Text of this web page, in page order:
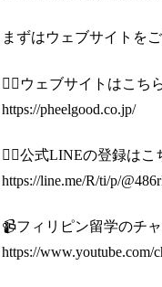
まずはウェブサイトを
💁‍♀️ウェブサイトはこち
https://pheelgood.co.jp/
🙋‍♂️公式LINEの登録はこ
https://line.me/R/ti/p/
📹フィリピン留学のチ
https://